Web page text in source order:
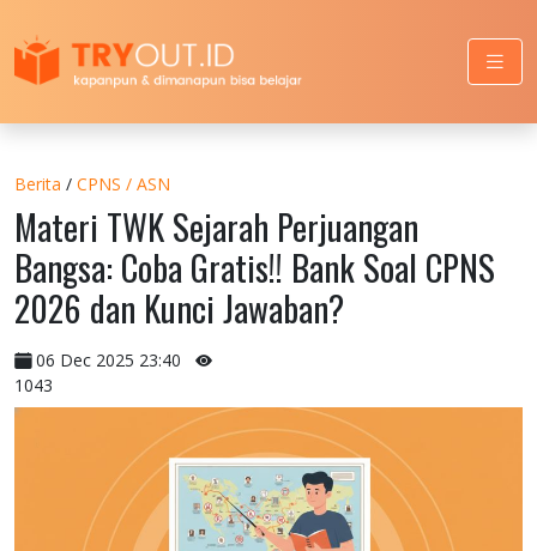
Berita / CPNS / ASN
Materi TWK Sejarah Perjuangan
Bangsa: Coba Gratis!! Bank Soal CPNS
2026 dan Kunci Jawaban?
06 Dec 2025 23:40
1043